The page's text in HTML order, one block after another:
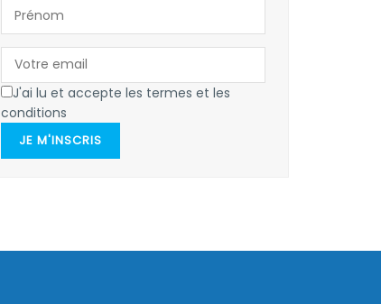
J'ai lu et accepte les termes et les
conditions
JE M'INSCRIS